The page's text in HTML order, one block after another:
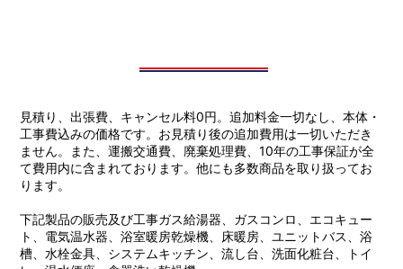
見積り、出張費、キャンセル料0円。追加料金一切なし、本体・
工事費込みの価格です。お見積り後の追加費用は一切いただき
ません。また、運搬交通費、廃棄処理費、10年の工事保証が全
て費用内に含まれております。他にも多数商品を取り扱ってお
ります。
下記製品の販売及び工事ガス給湯器、ガスコンロ、エコキュー
ト、電気温水器、浴室暖房乾燥機、床暖房、ユニットバス、浴
槽、水栓金具、システムキッチン、流し台、洗面化粧台、トイ